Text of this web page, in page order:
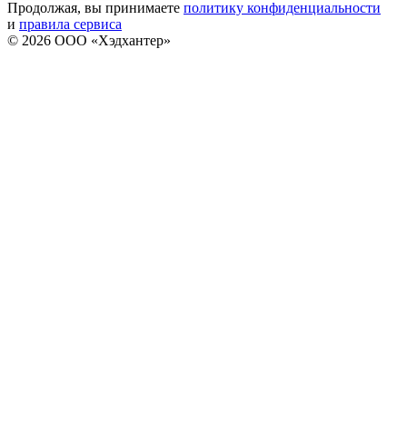
Продолжая, вы принимаете политику конфиденциальности
и правила сервиса
© 2026 ООО «Хэдхантер»